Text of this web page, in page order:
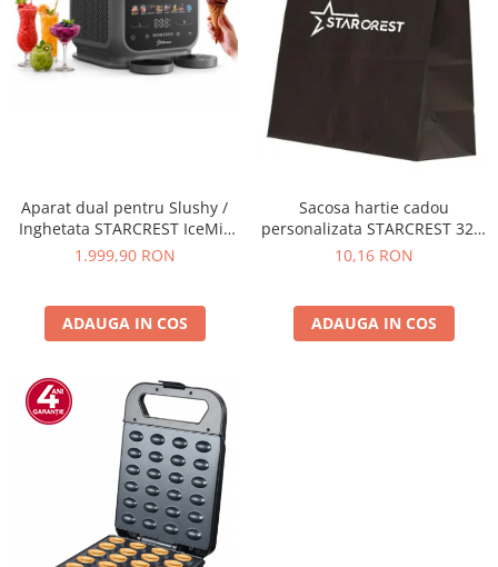
Aparat dual pentru Slushy /
Inghetata STARCREST IceMix
SSI-2536PRO, 5 L ( 2 x 2.5 L),
1.999,90 RON
ADAUGA IN COS
Sacosa hartie cadou
personalizata STARCREST 32 x
12 x 41 cm
10,16 RON
ADAUGA IN COS